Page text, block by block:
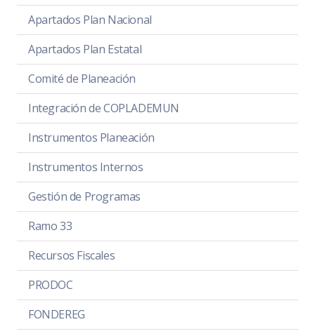
Apartados Plan Nacional
Apartados Plan Estatal
Comité de Planeación
Integración de COPLADEMUN
Instrumentos Planeación
Instrumentos Internos
Gestión de Programas
Ramo 33
Recursos Fiscales
PRODOC
FONDEREG